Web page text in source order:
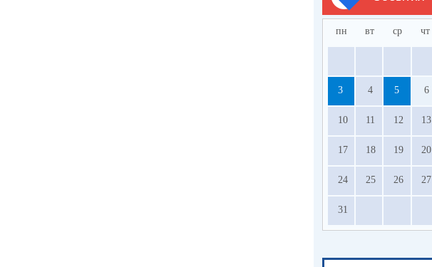
пн вт ср чт
3 4 5 6
10 11 12 13
17 18 19 20
24 25 26 27
31